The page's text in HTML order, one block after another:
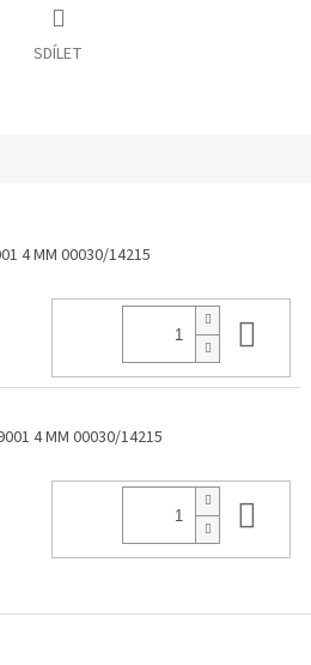
SDÍLET
4 MM 00030/14215
4 MM 00030/14215